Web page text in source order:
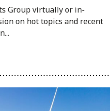
Group virtually or in-
on hot topics and recent